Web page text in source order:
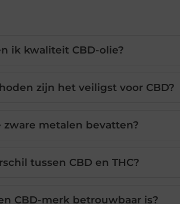
ik kwaliteit CBD-olie?
zijn het veiligst voor CBD?
zware metalen bevatten?
tussen CBD en THC?
CBD-merk betrouwbaar is?